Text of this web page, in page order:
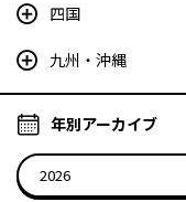
四国
九州・沖縄
年別アーカイブ
2026